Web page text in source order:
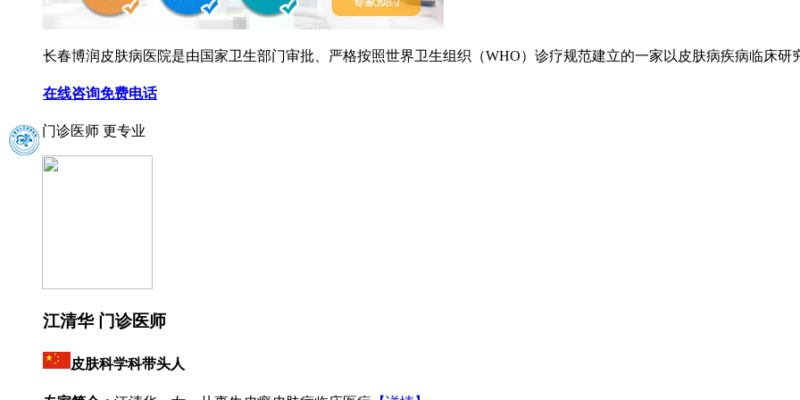
长春博润皮肤病医院是由国家卫生部门审批、严格按照世界卫生组织（WHO）诊疗规范建立的一家以皮肤病疾病临床研
在线咨询免费电话
门诊医师 更专业
江清华 门诊医师
皮肤科学科带头人